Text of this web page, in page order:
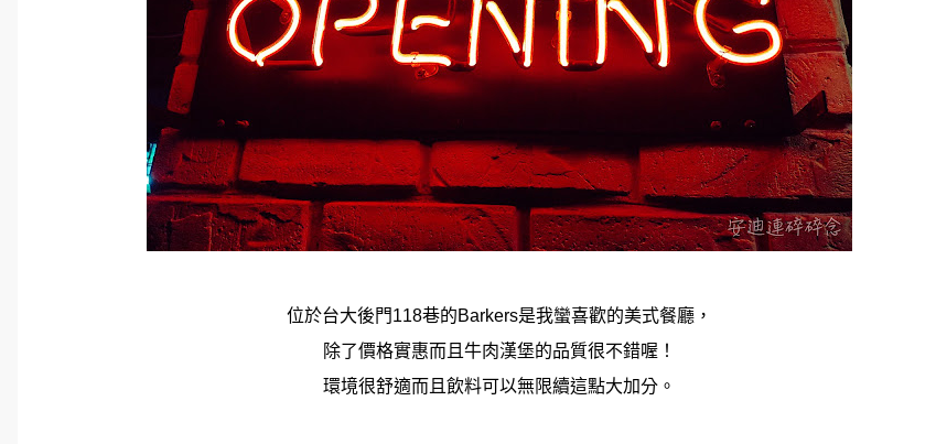
位於台大後門118巷的Barkers是我蠻喜歡的美式餐廳，
除了價格實惠而且牛肉漢堡的品質很不錯喔！
環境很舒適而且飲料可以無限續這點大加分。